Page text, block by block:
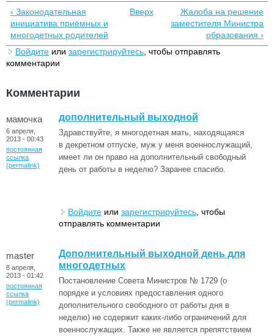
‹ Законодательная
инициатива приёмных и
многодетных родителей
Вверх
Жалоба на решение
заместителя Министра
образования ›
Войдите или зарегистрируйтесь , чтобы отправлять
комментарии
Комментарии
мамочка
6 апреля,
2013 - 00:43
постоянная
ссылка
(permalink)
дополнительный выходной
Здравствуйте, я многодетная мать, находящаяся
в декретном отпуске, муж у меня военнослужащий,
имеет ли он право на дополнительный свободный
день от работы в неделю? Заранее спасибо.
Войдите или зарегистрируйтесь , чтобы
отправлять комментарии
master
8 апреля,
2013 - 01:42
постоянная
ссылка
(permalink)
Дополнительный выходной день для
многодетных
Постановление Совета Министров № 1729 (о
порядке и условиях предоставления одного
дополнительного свободного от работы дня в
неделю) не содержит каких-либо ограничений для
военнослужащих. Также не является препятствием